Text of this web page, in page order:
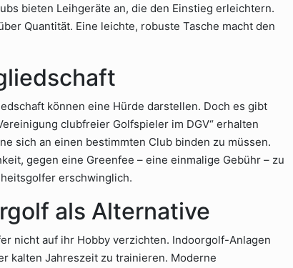
bieten Leihgeräte an, die den Einstieg erleichtern.
Quantität. Eine leichte, robuste Tasche macht den
können eine Hürde darstellen. Doch es gibt
clubfreier Golfspieler im DGV“ erhalten
sich an einen bestimmten Club binden zu müssen.
gegen eine Greenfee – eine einmalige Gebühr – zu
erschwinglich.
als Alternative
nicht auf ihr Hobby verzichten. Indoorgolf-Anlagen
kalten Jahreszeit zu trainieren. Moderne